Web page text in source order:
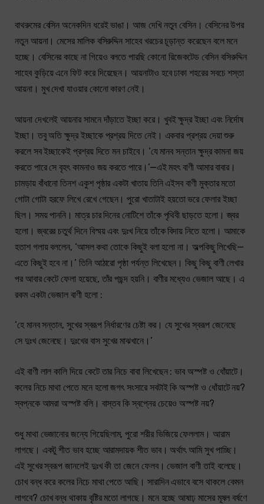
বাথরুমের বেসিন অনেকদিন ধরেই ভাঙা। আজ দেখি নতুন বেসিন। বেসিনের উপর
নতুন আয়না। মেসের মালিক বসিরুদ্দিন সাহেব খরচের চূড়ান্ত করেছেন বলে মনে
হচ্ছে। বেসিনের কাছে না গিয়েও বলতে পারছি কোনো রিজেকটেড বেসিন বসিরুদ্দিন
সাহেব কুড়িয়ে এনে ফিট করে দিয়েছেন। আয়নাটাও হবে ঢাকা শহরের সবচে শস্তা
আয়না। মুখ দেখা যাওয়ার কোনো কারণ নেই।
আয়না দেখলেই আয়নার সামনে দাঁড়াতে ইচ্ছা করে। খুবই ক্ষুদ্র ইচ্ছা এবং নির্দোষ
ইচ্ছা। তবু অতি ক্ষুদ্র ইচ্ছাকে প্রশ্রয় দিতে নেই। একবার প্রশ্রয় দেয়া শুরু
করলে সব ইচ্ছাকেই প্রশ্রয় দিতে মন চাইবে। ‘যে মানব সন্তান ক্ষুদ্র কামনা জয়
করতে পারে সে বৃহৎ কামনাও জয় করতে পারে।’—এই মহৎ বাণী আমার বাবার।
চামড়ায় বাঁধানো তিনশ একুশ পৃষ্ঠার একটা খাতায় তিনি এইসব বাণী মুক্তার মতো
গোটা গোটা হরফে লিখে রেখে গেছেন। পুরো খাতাটাই হয়তো ভরে ফেলার ইচ্ছা
ছিল। সময় পাননি। মাত্র চার দিনের নোটিশে তাঁকে পৃথিবী ছাড়তে হলো। জ্বর
হলো। জ্বরের চতুর্থ দিনে বিস্ময় এবং দুঃখ নিয়ে তাঁকে বিদায় নিতে হলো। আমাকে
হতাশ গলায় বললেন, ‘আসল কথা তোকে কিছুই বলা হলো না। অল্পকিছু লিখেছি—
এতে কিছুই হবে না।’ তিনি আঠারো পৃষ্ঠা পর্যন্ত লিখেছেন। কিছু কিছু বাণী লেখার
পর আবার কেটে ফেলা হয়েছে, তাঁর পছন্দ হয়নি। বাণীর মধ্যেও ভেজাল আছে। এ
রকম একটা ভেজাল বাণী হলো :
‘হে মানব সন্তান, সুখের স্বরূপ নির্ধারণের চেষ্টা কর। যে সুখের স্বরূপ জেনেছে
সে দুঃখ জেনেছে। দুঃখের বাস সুখের মাঝখানে।’
এই বাণী লাল কালি দিয়ে কেটে তার নিচে বাবা লিখেছেন : ভাব অস্পষ্ট ও ধোঁয়াটে।
কলের নিচে মাথা পেতে মনে হলো জগৎ সংসারে সবটাই কি অস্পষ্ট ও ধোঁয়াটে নয়?
স্বপ্নকে আমরা অস্পষ্ট বলি। বাস্তব কি স্বপ্নের চেয়েও অস্পষ্ট নয়?
শুধু মাথা ভেজানোর জন্যে গিয়েছিলাম, পুরো শরীর ভিজিয়ে ফেললাম। আরাম
লাগছে। একটু শীত ভাব হচ্ছে আরামদায়ক শীত ভাব। অর্থাৎ আমি সুখ পাচ্ছি।
এই সুখের স্বরূপ জানলেই দুঃখ কী তা জেনে ফেলব। ভেজাল বাণী তাই বলেছে।
চোখ বন্ধ করে কলের নিচে মাথা পেতে আছি। সারাদিন এভাবে বসে থাকলে কেমন
লাগবে? চোখ বন্ধ থাকায় বৃষ্টির মতো লাগছে। মনে হচ্ছে আষাঢ় মাসের মূষল বর্ষণে